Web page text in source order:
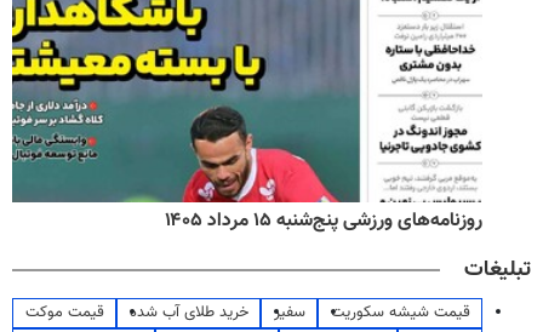
روزنامه‌های ورزشی پنج‌شنبه ۱۵ مرداد ۱۴۰۵
تبلیغات
قیمت شیشه سکوریت سفیر خرید طلای آب شده
قیمت موکت